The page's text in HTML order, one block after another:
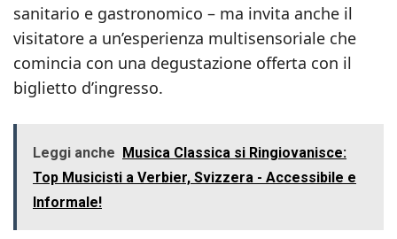
sanitario e gastronomico – ma invita anche il
visitatore a un’esperienza multisensoriale che
comincia con una degustazione offerta con il
biglietto d’ingresso.
Leggi anche Musica Classica si Ringiovanisce:
Top Musicisti a Verbier, Svizzera - Accessibile e
Informale!